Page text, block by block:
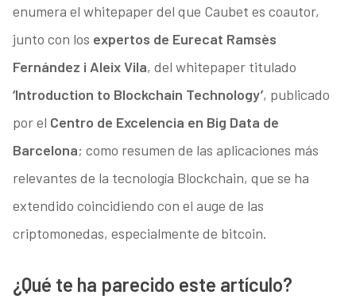
enumera el whitepaper del que Caubet es coautor,
junto con los expertos de Eurecat Ramsès
Fernández i Aleix Vila, del whitepaper titulado
‘Introduction to Blockchain Technology’, publicado
por el Centro de Excelencia en Big Data de
Barcelona; como resumen de las aplicaciones más
relevantes de la tecnología Blockchain, que se ha
extendido coincidiendo con el auge de las
criptomonedas, especialmente de bitcoin.
¿Qué te ha parecido este artículo?